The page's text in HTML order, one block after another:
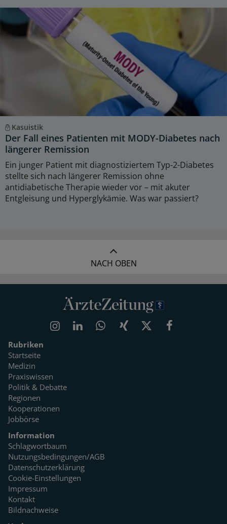
Kasuistik
Der Fall eines Patienten mit MODY-Diabetes nach
längerer Remission
Ein junger Patient mit diagnostiziertem Typ-2-Diabetes
stellte sich nach längerer Remission ohne
antidiabetische Therapie wieder vor – mit akuter
Entgleisung und Hyperglykämie. Was war passiert?
NACH OBEN
Rubriken
Startseite
Medizin
Praxiswissen
Politik & Debatte
Regionen
Kooperationen
Jobbörse
Information
Schlagwortbaum
Nutzungsbedingungen/AGB
Datenschutzerklärung
Cookie-Einstellungen
Impressum
Kontakt
Bildnachweise